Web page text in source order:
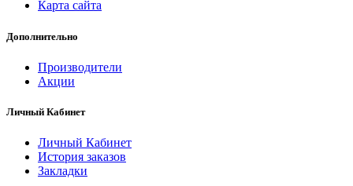
Карта сайта
Дополнительно
Производители
Акции
Личный Кабинет
Личный Кабинет
История заказов
Закладки